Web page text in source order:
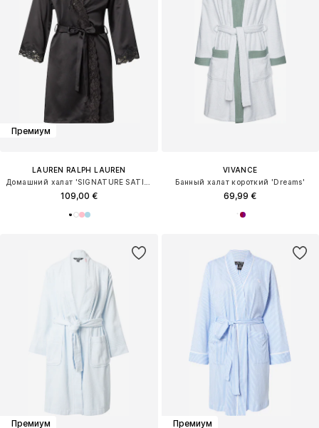
Премиум
LAUREN RALPH LAUREN
109,00 €
VIVANCE
Банный халат короткий 'Dreams'
69,99 €
Премиум Премиум